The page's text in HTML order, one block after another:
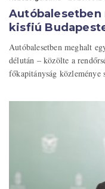
kisfiú
Autóbalesetben meghalt
délután – közölte a
főkapitányság közleménye